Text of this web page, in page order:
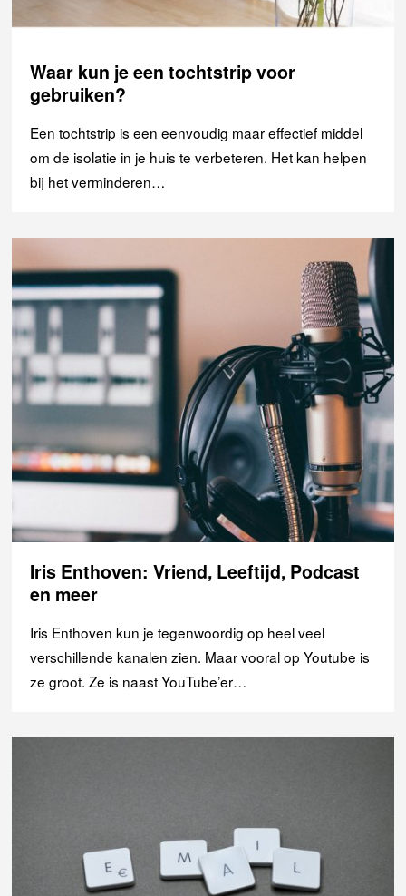
Waar kun je een tochtstrip voor
gebruiken?
Een tochtstrip is een eenvoudig maar effectief middel
om de isolatie in je huis te verbeteren. Het kan helpen
bij het verminderen…
Iris Enthoven: Vriend, Leeftijd, Podcast
en meer
Iris Enthoven kun je tegenwoordig op heel veel
verschillende kanalen zien. Maar vooral op Youtube is
ze groot. Ze is naast YouTube’er…